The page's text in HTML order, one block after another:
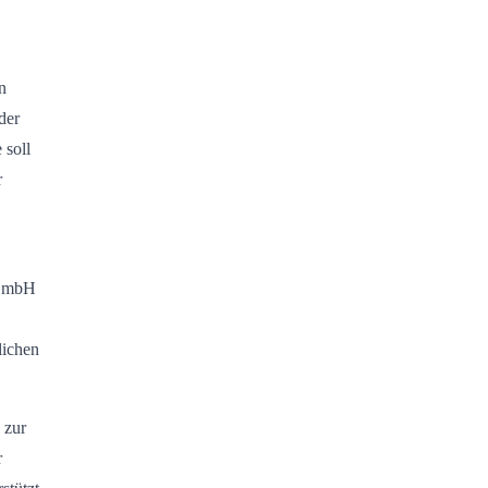
soll
zur